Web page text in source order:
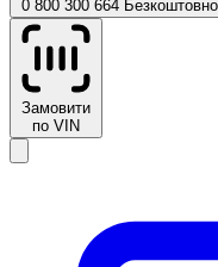
0 800 300 664 Безкоштовно
Замовити
по VIN